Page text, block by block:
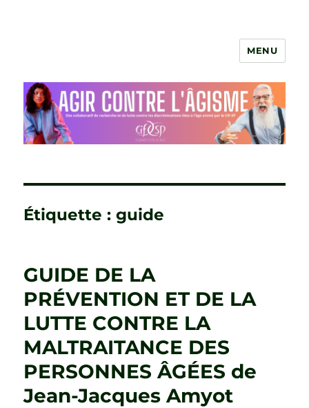
MENU
Étiquette :guide
GUIDE DE LA
PRÉVENTION ET DE LA
LUTTE CONTRE LA
MALTRAITANCE DES
PERSONNES ÂGÉES de
Jean-Jacques Amyot